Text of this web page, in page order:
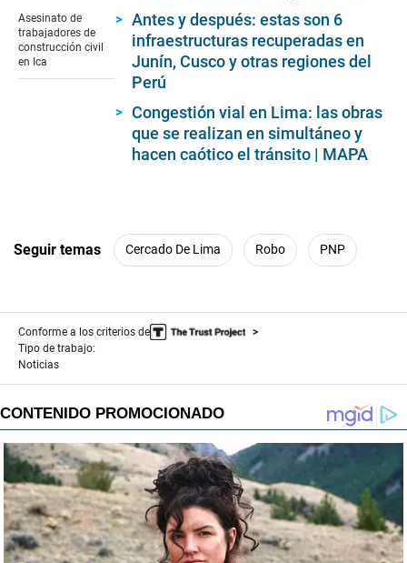
of
53
seconds
Asesinato de
trabajadores de
construcción civil
en Ica
Antes y después: estas son 6
infraestructuras recuperadas en
Junín, Cusco y otras regiones del
Perú
Congestión vial en Lima: las obras
que se realizan en simultáneo y
hacen caótico el tránsito | MAPA
Seguir temas Cercado De Lima Robo PNP
Conforme a los criterios de
Tipo de trabajo:
Noticias